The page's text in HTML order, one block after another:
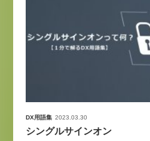
DX用語集 2023.03.30
シングルサインオン